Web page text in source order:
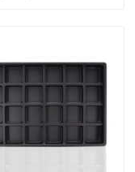
الارتباط وأشياء أخرى.
اقرأ أكثر